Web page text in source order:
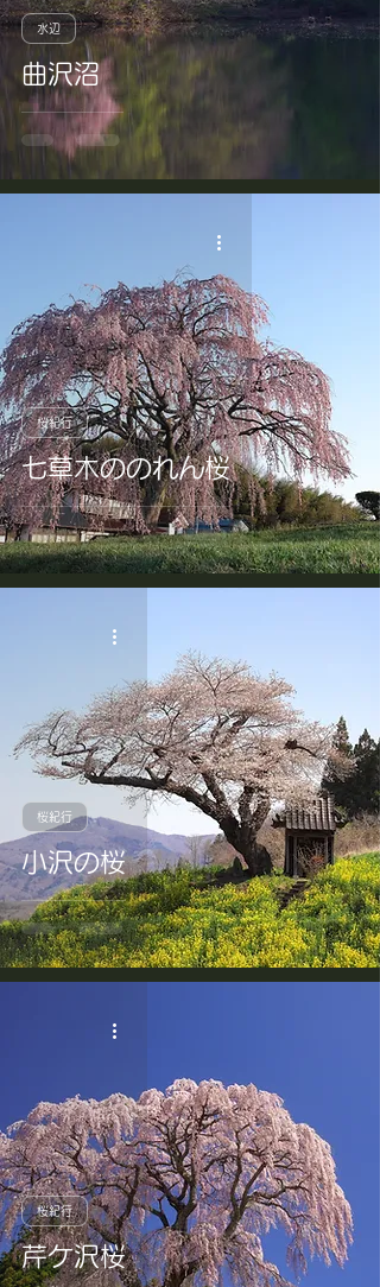
曲沢沼
水辺
七草木ののれん桜
桜紀行
小沢の桜
桜紀行
芹ケ沢桜
桜紀行